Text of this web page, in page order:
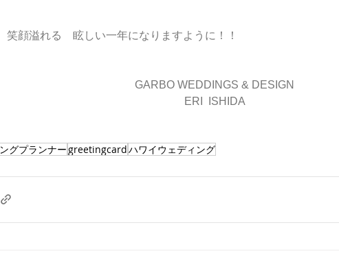
笑顔溢れる　眩しい一年になりますように！！
GARBO WEDDINGS & DESIGN
ERI  ISHIDA
グプランナーgreetingcardハワイウェディング